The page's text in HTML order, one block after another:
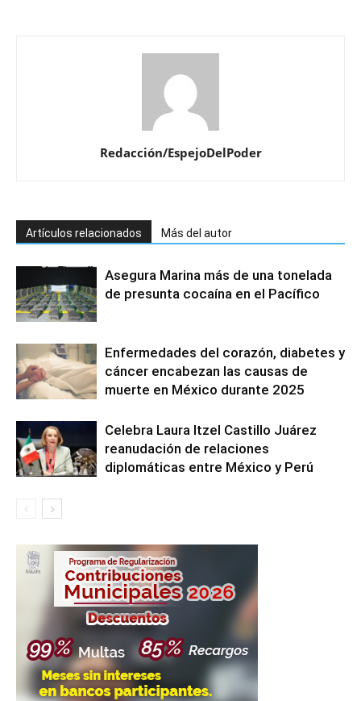
Redacción/EspejoDelPoder
Artículos relacionados Más del autor
Asegura Marina más de una tonelada
de presunta cocaína en el Pacífico
Enfermedades del corazón, diabetes y
cáncer encabezan las causas de
muerte en México durante 2025
Celebra Laura Itzel Castillo Juárez
reanudación de relaciones
diplomáticas entre México y Perú